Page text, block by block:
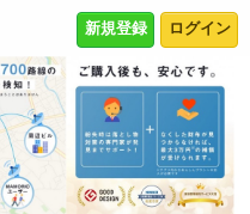
ログイン
新規登録